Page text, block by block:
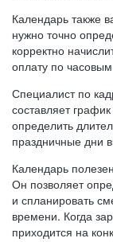
Календарь также
нужно точно
корректно
оплату по
Специалист по
составляет
определить
праздничные дни
Календарь
Он позволяет
и спланировать
времени. Когда
приходится на